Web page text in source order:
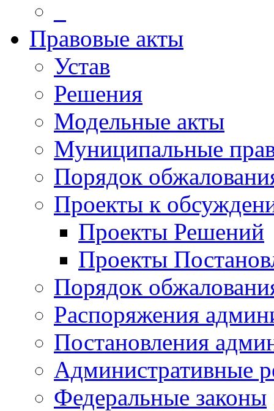
Правовые акты
Устав
Решения
Модельные акты
Муниципальные
Порядок
Проекты к
Проекты Решений
Проекты
Порядок
Распоряжения
Постановления
Административные
Федеральные законы